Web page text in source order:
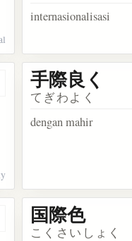
internasionalisasi
kosakata 国際人
手際良く
てぎわよく
dengan mahir
kosakata 実際的
国際色
こくさいしょく